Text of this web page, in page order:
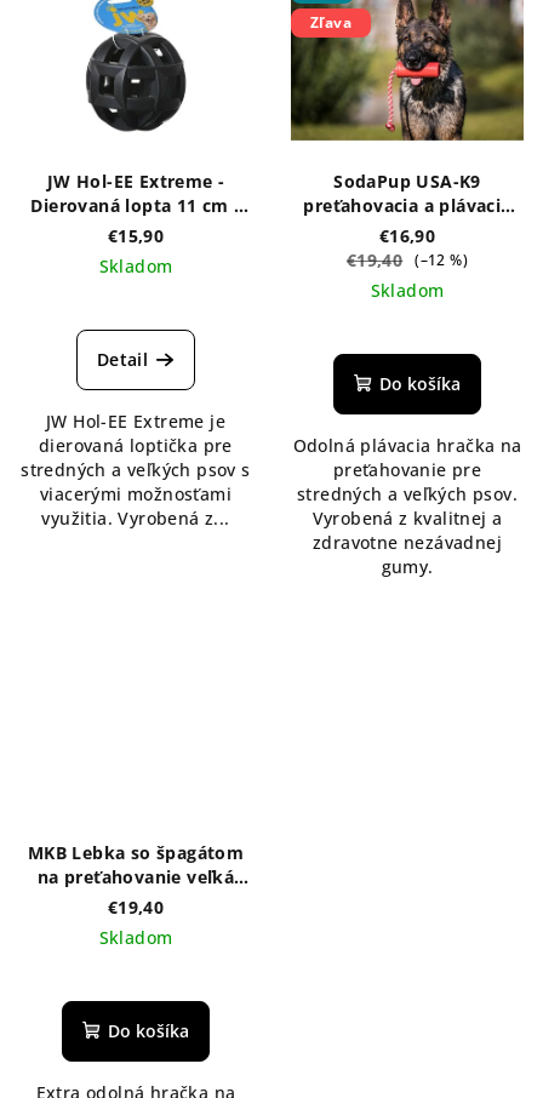
JW Hol-EE Extreme -
Dierovaná lopta 11 cm -
rôzne farby
€15,90
Skladom
Detail
JW Hol-EE Extreme je
dierovaná loptička pre
stredných a veľkých psov s
viacerými možnosťami
využitia. Vyrobená z...
Zľava
SodaPup USA-K9
preťahovacia a plávacia
hračka firecracker veľká
Original – červená
€16,90
€19,40 (–12 %)
Skladom
Do košíka
Odolná plávacia hračka na
preťahovanie pre
stredných a veľkých psov.
Vyrobená z kvalitnej a
zdravotne nezávadnej
gumy.
MKB Lebka so špagátom
na preťahovanie veľká
dutá Magnum - čierna
€19,40
Skladom
Do košíka
Extra odolná hračka na